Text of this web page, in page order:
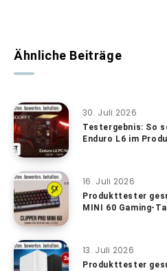
Ähnliche Beiträge
30. Juli 2026
Testergebnis: So
Enduro L6 im
16. Juli 2026
Produkttester
MINI 60 Gaming-
13. Juli 2026
Produkttester